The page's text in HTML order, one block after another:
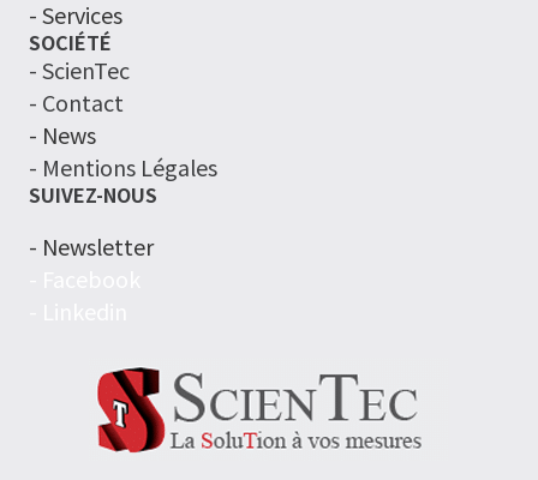
- Services
SOCIÉTÉ
- ScienTec
- Contact
- News
- Mentions Légales
SUIVEZ-NOUS
- Newsletter